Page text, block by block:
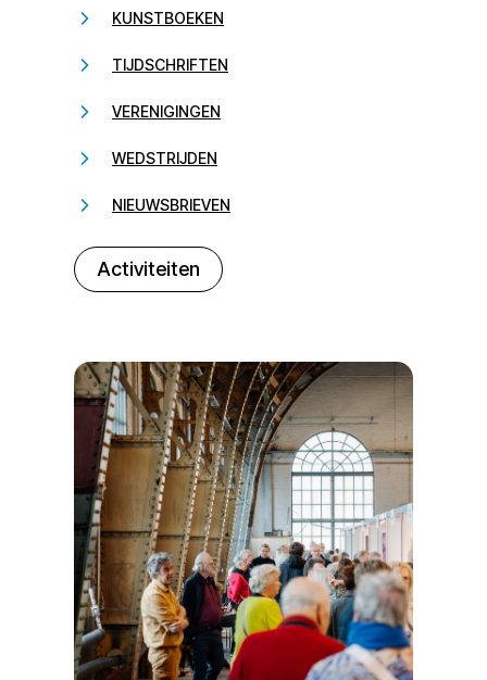
KUNSTBOEKEN
TIJDSCHRIFTEN
VERENIGINGEN
WEDSTRIJDEN
NIEUWSBRIEVEN
Activiteiten
232323